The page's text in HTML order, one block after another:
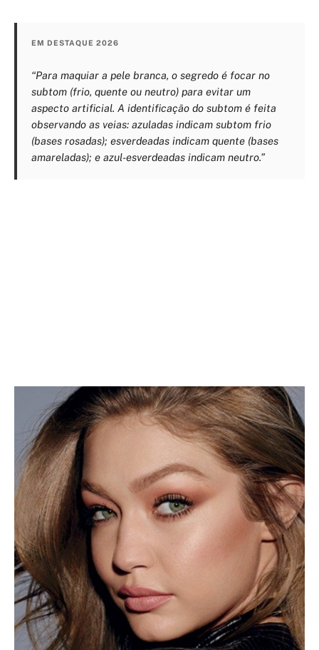
EM DESTAQUE 2026
“Para maquiar a pele branca, o segredo é focar no
subtom (frio, quente ou neutro) para evitar um
aspecto artificial. A identificação do subtom é feita
observando as veias: azuladas indicam subtom frio
(bases rosadas); esverdeadas indicam quente (bases
amareladas); e azul-esverdeadas indicam neutro.”